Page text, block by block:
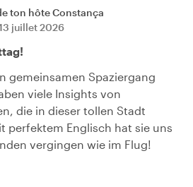
ton hôteConstança
juillet 2026
gemeinsamen Spaziergang
viele Insights von
die in dieser tollen Stadt
perfektem Englisch hat sie uns
vergingen wie im Flug!